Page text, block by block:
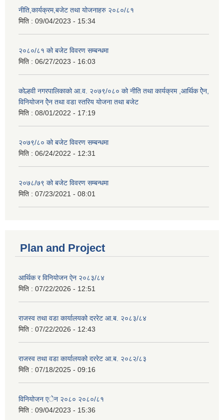
नीति,कार्यक्रम,बजेट तथा योजनाहरु २०८०/८१
मिति : 09/04/2023 - 15:34
२०८०/८१ को बजेट विवरण सम्बन्धमा
मिति : 06/27/2023 - 16:03
कोल्हवी नगरपालिकाको आ.व. २०७९/०८० को नीति तथा कार्यक्रम ,आर्थिक ऐेन,
विनियोजन ऐेन तथा वडा स्तरिय योजना तथा बजेट
मिति : 08/01/2022 - 17:19
२०७९/८० को बजेट विवरण सम्बन्धमा
मिति : 06/24/2022 - 12:31
२०७८/७९ को बजेट विवरण सम्बन्धमा
मिति : 07/23/2021 - 08:01
Plan and Project
आर्थिक र विनियोजन ऐन २०८३/८४
मिति : 07/22/2026 - 12:51
राजस्व तथा वडा कार्यालयको दररेट आ.ब. २०८३/८४
मिति : 07/22/2026 - 12:43
राजस्व तथा वडा कार्यालयको दररेट आ.ब. २०८२/८३
मिति : 07/18/2025 - 09:16
विनियोजन एेन २०८० २०८०/८१
मिति : 09/04/2023 - 15:36